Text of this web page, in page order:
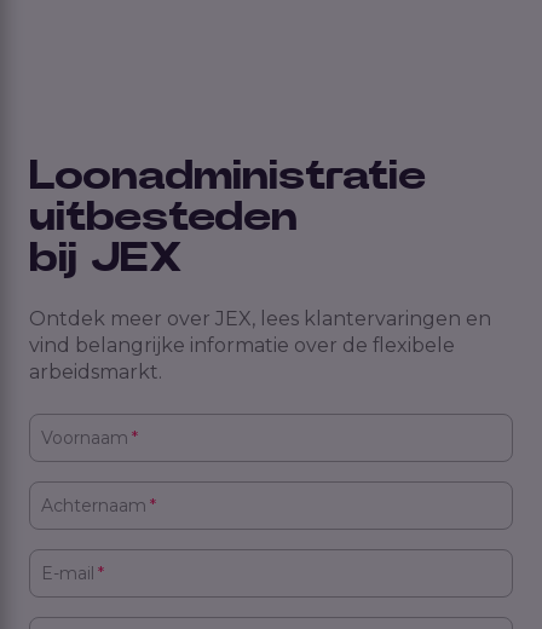
Loonadministratie
uitbesteden
bij JEX
Ontdek meer over JEX, lees klantervaringen en
vind belangrijke informatie over de flexibele
arbeidsmarkt.
Voornaam *
Achternaam *
E-mail *